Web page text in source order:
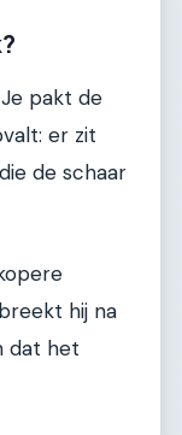
pakt de
er zit
de schaar
hij na
dat het